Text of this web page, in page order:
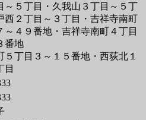
～５丁目・久我山３丁目～５丁
西２丁目～３丁目・吉祥寺南町
～４９番地・吉祥寺南町４丁目
番地
５丁目３～１５番地・西荻北１
目